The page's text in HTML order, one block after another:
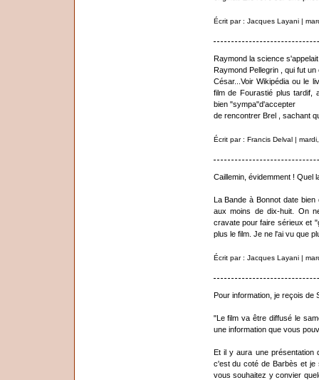
Écrit par : Jacques Layani |
Raymond la science
Raymond Pellegrin , qui fut
César...Voir Wikipédia ou le
film de Fourastié plus tardif,
bien "sympa"d'accepter
de rencontrer Brel , sachant
Écrit par : Francis Delval |
Caillemin, évidemment ! Quel
La Bande à Bonnot date
aux moins de dix-huit. On
cravate pour faire sérieux et
plus le film. Je ne l'ai vu que
Écrit par : Jacques Layani |
Pour information, je reçois de
"Le film va être diffusé le
une information que vous
Et il y aura une présentation
c'est du coté de Barbès et
vous souhaitez y convier